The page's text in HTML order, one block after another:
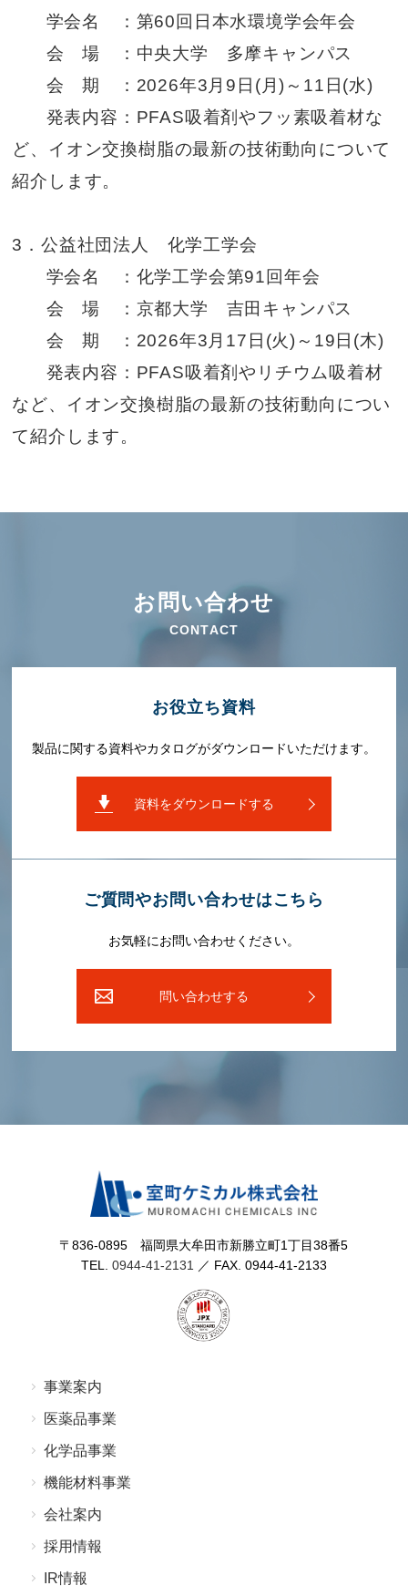
学会名 ：第60回日本水環境学会年会
会 場 ：中央大学 多摩キャンパス
会 期 ：2026年3月9日(月)～11日(水)
発表内容：PFAS吸着剤やフッ素吸着材な
ど、イオン交換樹脂の最新の技術動向について
紹介します。
3．公益社団法人 化学工学会
学会名 ：化学工学会第91回年会
会 場 ：京都大学 吉田キャンパス
会 期 ：2026年3月17日(火)～19日(木)
発表内容：PFAS吸着剤やリチウム吸着材
など、イオン交換樹脂の最新の技術動向につい
て紹介します。
お問い合わせ
CONTACT
お役⽴ち資料
製品に関する資料やカタログがダウンロードいただけます。
資料をダウンロードする
ご質問やお問い合わせはこちら
お気軽にお問い合わせください。
問い合わせする
〒836-0895 福岡県⼤牟⽥市新勝⽴町1丁⽬38番5
TEL. 0944-41-2131 ／ FAX. 0944-41-2133
事業案内
医薬品事業
化学品事業
機能材料事業
会社案内
採⽤情報
IR情報